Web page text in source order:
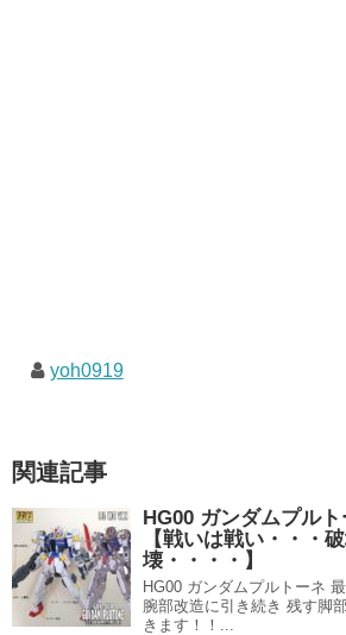
yoh0919
関連記事
HG00 ガンダムプル
【戦いは戦い・・・
壊・・・・】
HG00 ガンダムプルトーネ
腕部改造に引き続き 残す脚
きます！！...